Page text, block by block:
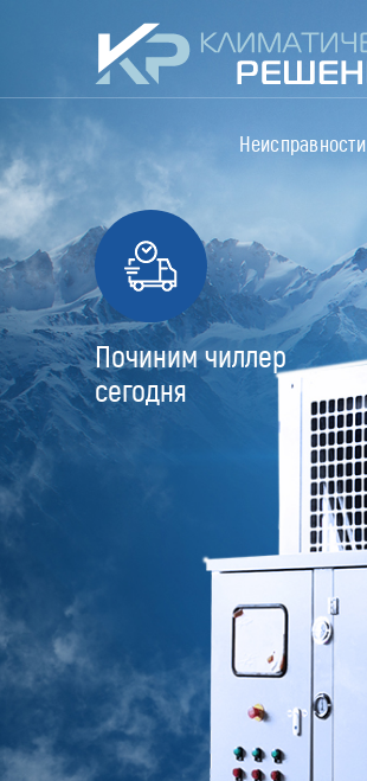
Починим чиллер
сегодня
Неисправности